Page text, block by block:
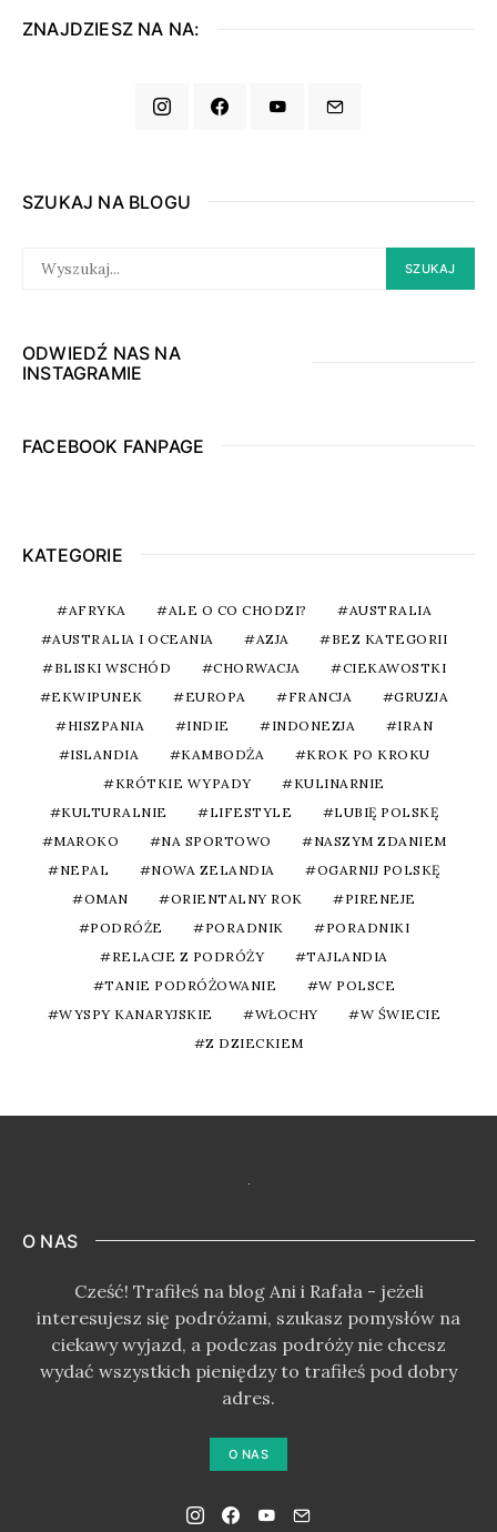
ZNAJDZIESZ NA NA:
SZUKAJ NA BLOGU
FOR:
SZUKAJ
ODWIEDŹ NAS NA
INSTAGRAMIE
FACEBOOK FANPAGE
KATEGORIE
AFRYKA ALE O CO CHODZI?
AUSTRALIA
AUSTRALIA I OCEANIA
AZJA
BEZ KATEGORII
BLISKI WSCHÓD
CHORWACJA
CIEKAWOSTKI
EKWIPUNEK
EUROPA FRANCJA
GRUZJA
HISZPANIA
INDIE INDONEZJA
IRAN
ISLANDIA
KAMBODŻA
KROK PO KROKU
KRÓTKIE WYPADY
KULINARNIE
KULTURALNIE
LIFESTYLE
LUBIĘ POLSKĘ
MAROKO
NA SPORTOWO
NASZYM ZDANIEM
NEPAL
NOWA ZELANDIA
OGARNIJ POLSKĘ
OMAN
ORIENTALNY ROK
PIRENEJE
PODRÓŻE
PORADNIK
PORADNIKI
RELACJE Z PODRÓŻY
TAJLANDIA
TANIE PODRÓŻOWANIE
W POLSCE
WYSPY KANARYJSKIE
WŁOCHY
W ŚWIECIE
Z DZIECKIEM
O NAS
Cześć! Trafiłeś na blog Ani i Rafała - jeżeli
interesujesz się podróżami, szukasz pomysłów na
ciekawy wyjazd, a podczas podróży nie chcesz
wydać wszystkich pieniędzy to trafiłeś pod dobry
adres.
O NAS